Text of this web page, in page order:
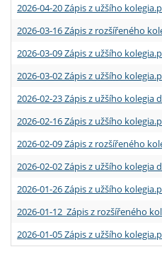
2026-04-20 Zápis z užšího
2026-03-16 Zápis z rozšířeného
2026-03-09 Zápis z užšího
2026-03-02 Zápis z užšího
2026-02-23 Zápis z užšího kolegia
2026-02-16 Zápis z užšího
2026-02-09 Zápis z rozšířeného
2026-02-02 Zápis z užšího kolegia
2026-01-26 Zápis z užšího
2026-01-12 Zápis z rozšířeného
2026-01-05 Zápis z užšího